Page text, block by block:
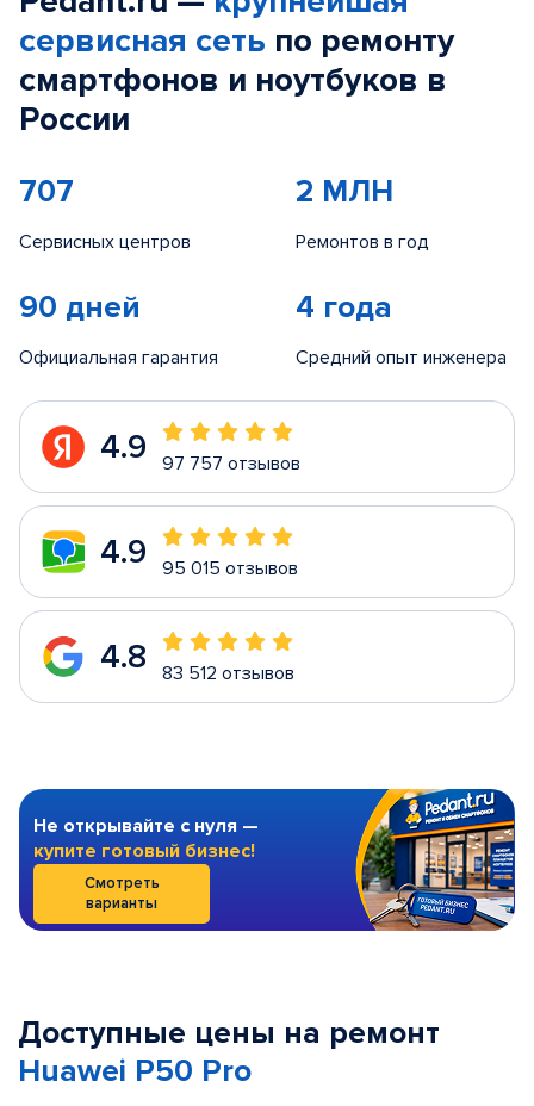
сервисная сеть по ремонту
смартфонов и ноутбуков в
России
707
Сервисных центров
2 МЛН
Ремонтов в год
90 дней
Официальная гарантия
4 года
Средний опыт инженера
4.9 97 757 отзывов
4.9 95 015 отзывов
4.8 83 512 отзывов
Не открывайте с нуля —
купите готовый бизнес!
Смотреть
варианты
Доступные цены на ремонт
Huawei P50 Pro